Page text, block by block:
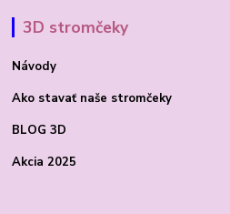
3D stromčeky
Návody
Ako stavať naše stromčeky
BLOG 3D
Akcia 2025